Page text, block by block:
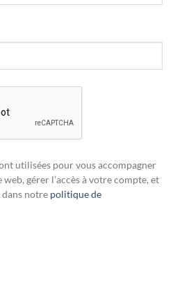
utilisées pour vous accompagner
gérer l’accès à votre compte, et
dans notre politique de